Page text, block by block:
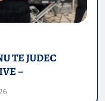
TE JUDEC
–